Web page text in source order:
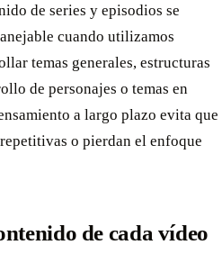
de series y episodios se
cuando utilizamos
temas generales, estructuras
de personajes o temas en
a largo plazo evita que
o pierdan el enfoque
de cada vídeo